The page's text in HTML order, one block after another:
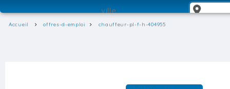
Accueil offres-d-emploi chauffeur-pl-f-h-404955